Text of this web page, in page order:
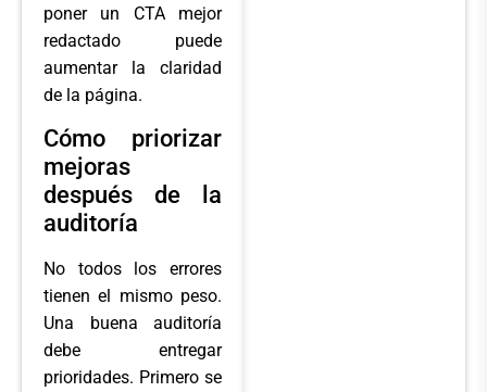
poner un CTA mejor
redactado puede
aumentar la claridad
de la página.
Cómo priorizar
mejoras
después de la
auditoría
No todos los errores
tienen el mismo peso.
Una buena auditoría
debe entregar
prioridades. Primero se